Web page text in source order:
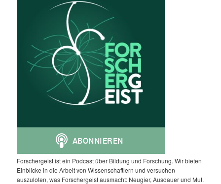
Forschergeist ist ein Podcast über Bildung und Forschung. Wir bieten
Einblicke in die Arbeit von Wissenschaftlern und versuchen
auszuloten, was Forschergeist ausmacht: Neugier, Ausdauer und Mut.